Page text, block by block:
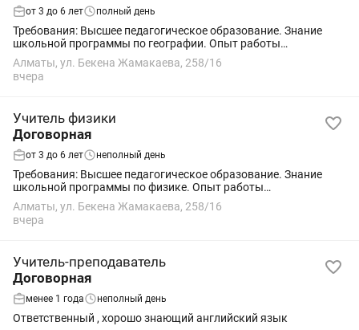
от 3 до 6 лет полный день
Требования: Высшее педагогическое образование. Знание
школьной программы по географии. Опыт работы
приветствуется. Ответственность, коммуникабельность,
любовь к детям. Обязанности: Проведение...
Алматы, ул. Бекена Жамакаева, 258/16
вчера
Учитель физики
Договорная
от 3 до 6 лет неполный день
Требования: Высшее педагогическое образование. Знание
школьной программы по физике. Опыт работы
приветствуется. Ответственность, коммуникабельность,
любовь к детям. Обязанности: Проведение...
Алматы, ул. Бекена Жамакаева, 258/16
вчера
Учитель-преподаватель
Договорная
менее 1 года неполный день
Ответственный , хорошо знающий английский язык